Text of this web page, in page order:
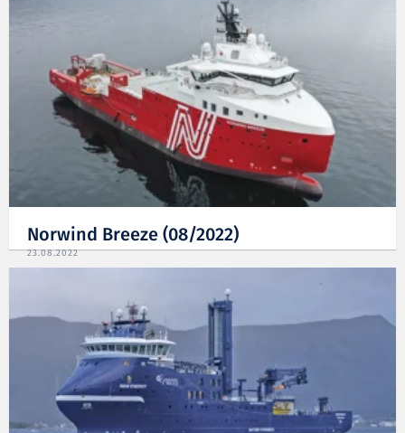
Norwind Breeze (08/2022)
23.08.2022